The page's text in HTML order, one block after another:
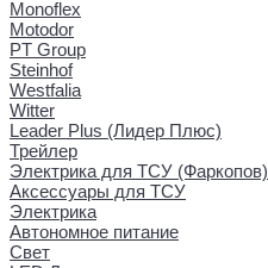
Monoflex
Motodor
PT Group
Steinhof
Westfalia
Witter
Leader Plus (Лидер Плюс)
Трейлер
Электрика для ТСУ (Фаркопов)
Аксессуары для ТСУ
Электрика
Автономное питание
Свет